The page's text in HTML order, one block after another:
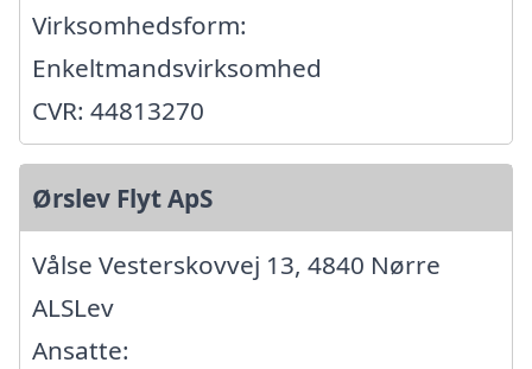
Virksomhedsform:
Enkeltmandsvirksomhed
CVR: 44813270
Ørslev Flyt ApS
Vålse Vesterskovvej 13, 4840 Nørre
ALSLev
Ansatte: